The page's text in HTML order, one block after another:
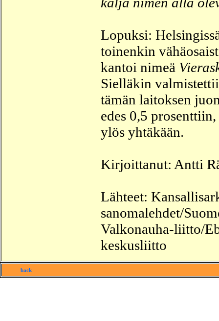
Lopuksi:
toinenkin
kantoi nimeä
Sielläkin
tämän laitoksen
edes 0,5
ylös yhtäkään.
Kirjoittanut: Antti
Lähteet:
sanomalehdet/
Valkonauha-liitto/
keskusliitto
back